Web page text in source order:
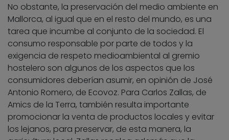
No obstante, la preservación del medio ambiente en
Mallorca, al igual que en el resto del mundo, es una
tarea que incumbe al conjunto de la sociedad. El
consumo responsable por parte de todos y la
exigencia de respeto medioambiental al gremio
hostelero son algunos de los aspectos que los
consumidores deberían asumir, en opinión de José
Antonio Romero, de Ecovoz. Para Carlos Zallas, de
Amics de la Terra, también resulta importante
promocionar la venta de productos locales y evitar
los lejanos, para preservar, de esta manera, la